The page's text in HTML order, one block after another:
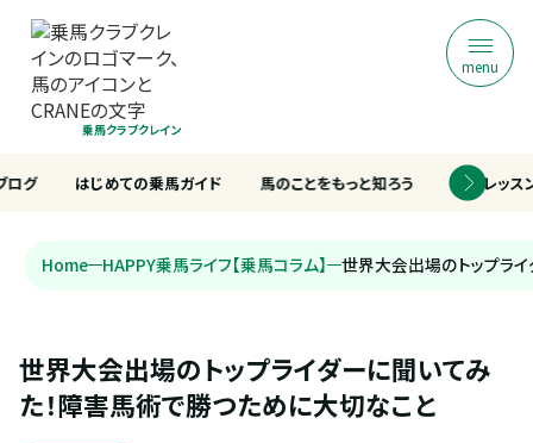
乗馬クラブクレイン
menu
はじめての乗馬ガイド 馬のことをもっと知ろう 乗馬レッス
ログ
Home HAPPY乗馬ライフ【乗馬コラム】 世界大会出場のトップラ
世界大会出場のトップライダーに聞いてみ
た！障害馬術で勝つために大切なこと